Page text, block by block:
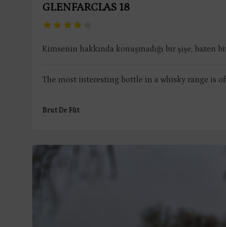
GLENFARCLAS 18
Kimsenin hakkında konuşmadığı bir şişe,
The most interesting bottle in a whisky range is
Brut De Fût